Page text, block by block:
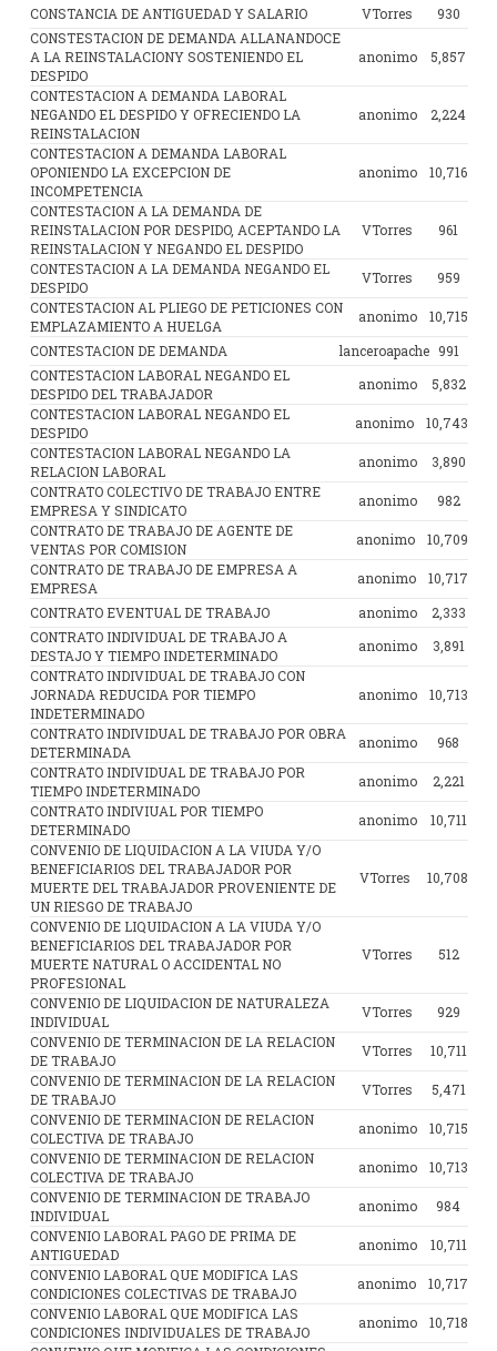
CONSTANCIA DE ANTIGUEDAD Y SALARIO
VTorres
930
CONSTESTACION DE DEMANDA ALLANANDOCE
A LA REINSTALACIONY SOSTENIENDO EL
DESPIDO
anonimo 5,857
CONTESTACION A DEMANDA LABORAL
NEGANDO EL DESPIDO Y OFRECIENDO LA
REINSTALACION
anonimo 2,224
CONTESTACION A DEMANDA LABORAL
OPONIENDO LA EXCEPCION DE
INCOMPETENCIA
anonimo 10,716
CONTESTACION A LA DEMANDA DE
REINSTALACION POR DESPIDO, ACEPTANDO LA
REINSTALACION Y NEGANDO EL DESPIDO
VTorres 961
CONTESTACION A LA DEMANDA NEGANDO EL
DESPIDO
VTorres
959
CONTESTACION AL PLIEGO DE PETICIONES CON
EMPLAZAMIENTO A HUELGA
anonimo
10,715
CONTESTACION DE DEMANDA
lanceroapache 991
CONTESTACION LABORAL NEGANDO EL
DESPIDO DEL TRABAJADOR
anonimo
5,832
CONTESTACION LABORAL NEGANDO EL
DESPIDO
anonimo
10,743
CONTESTACION LABORAL NEGANDO LA
RELACION LABORAL
anonimo
3,890
CONTRATO COLECTIVO DE TRABAJO ENTRE
EMPRESA Y SINDICATO
anonimo
982
CONTRATO DE TRABAJO DE AGENTE DE
VENTAS POR COMISION
anonimo
10,709
CONTRATO DE TRABAJO DE EMPRESA A
EMPRESA
anonimo
10,717
CONTRATO EVENTUAL DE TRABAJO
anonimo
2,333
CONTRATO INDIVIDUAL DE TRABAJO A
DESTAJO Y TIEMPO INDETERMINADO
anonimo
3,891
CONTRATO INDIVIDUAL DE TRABAJO CON
JORNADA REDUCIDA POR TIEMPO
INDETERMINADO
anonimo 10,713
CONTRATO INDIVIDUAL DE TRABAJO POR OBRA
DETERMINADA
anonimo
968
CONTRATO INDIVIDUAL DE TRABAJO POR
TIEMPO INDETERMINADO
anonimo
2,221
CONTRATO INDIVIUAL POR TIEMPO
DETERMINADO
anonimo
10,711
CONVENIO DE LIQUIDACION A LA VIUDA Y/O
BENEFICIARIOS DEL TRABAJADOR POR
MUERTE DEL TRABAJADOR PROVENIENTE DE
UN RIESGO DE TRABAJO
VTorres 10,708
CONVENIO DE LIQUIDACION A LA VIUDA Y/O
BENEFICIARIOS DEL TRABAJADOR POR
MUERTE NATURAL O ACCIDENTAL NO
PROFESIONAL
VTorres 512
CONVENIO DE LIQUIDACION DE NATURALEZA
INDIVIDUAL
VTorres
929
CONVENIO DE TERMINACION DE LA RELACION
DE TRABAJO
VTorres
10,711
CONVENIO DE TERMINACION DE LA RELACION
DE TRABAJO
VTorres
5,471
CONVENIO DE TERMINACION DE RELACION
COLECTIVA DE TRABAJO
anonimo
10,715
CONVENIO DE TERMINACION DE RELACION
COLECTIVA DE TRABAJO
anonimo
10,713
CONVENIO DE TERMINACION DE TRABAJO
INDIVIDUAL
anonimo
984
CONVENIO LABORAL PAGO DE PRIMA DE
ANTIGUEDAD
anonimo
10,711
CONVENIO LABORAL QUE MODIFICA LAS
CONDICIONES COLECTIVAS DE TRABAJO
anonimo
10,717
CONVENIO LABORAL QUE MODIFICA LAS
CONDICIONES INDIVIDUALES DE TRABAJO
anonimo
10,718